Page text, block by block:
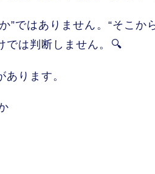
”ではありません。“そこ
では判断しません。🔍
ります。